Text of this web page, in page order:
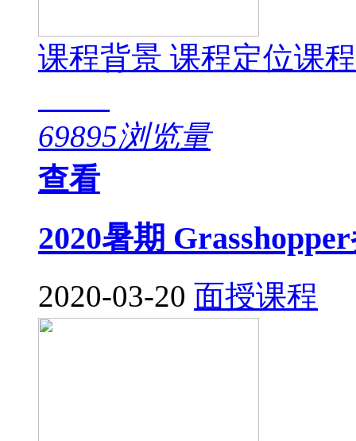
课程背景 课程定位课
69895浏览量
查看
2020暑期
2020-03-20 面授课程